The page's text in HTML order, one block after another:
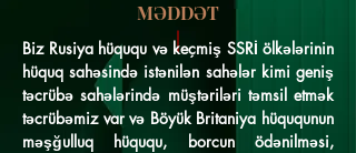
MƏDDƏT
Biz Rusiya hüququ və keçmiş SSRİ ölkələrinin
hüquq sahəsində istənilən sahələr kimi geniş
təcrübə sahələrində müştəriləri təmsil etmək
təcrübəmiz var və Böyük Britaniya hüququnun
məşğulluq hüququ, borcun ödənilməsi,